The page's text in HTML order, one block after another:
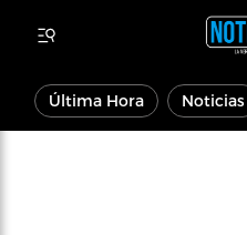
Última Hora Noticias